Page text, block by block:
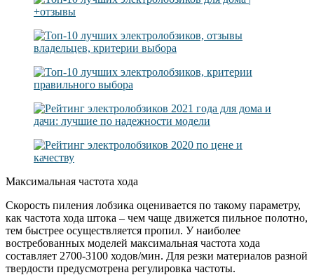
Максимальная частота хода
Скорость пиления лобзика оценивается по такому параметру,
как частота хода штока – чем чаще движется пильное полотно,
тем быстрее осуществляется пропил. У наиболее
востребованных моделей максимальная частота хода
составляет 2700-3100 ходов/мин. Для резки материалов разной
твердости предусмотрена регулировка частоты.